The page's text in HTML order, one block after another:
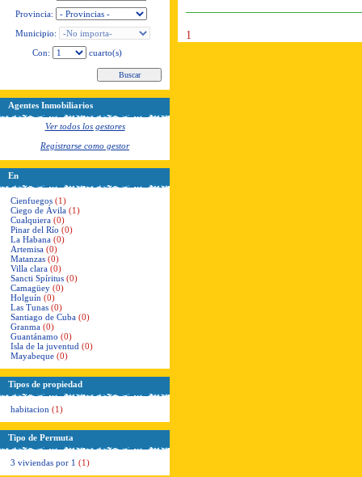
Provincia:
Municipio:
Con:
cuarto(s)
Agentes Inmobiliarios
Ver todos los gestores
Registrarse como gestor
En
Cienfuegos (1)
Ciego de Ávila (1)
Cualquiera (0)
Pinar del Río (0)
La Habana (0)
Artemisa (0)
Matanzas (0)
Villa clara (0)
Sancti Spíritus (0)
Camagüey (0)
Holguín (0)
Las Tunas (0)
Santiago de Cuba (0)
Granma (0)
Guantánamo (0)
Isla de la juventud (0)
Mayabeque (0)
Tipos de propiedad
habitacion (1)
Tipo de Permuta
3 viviendas por 1 (1)
1